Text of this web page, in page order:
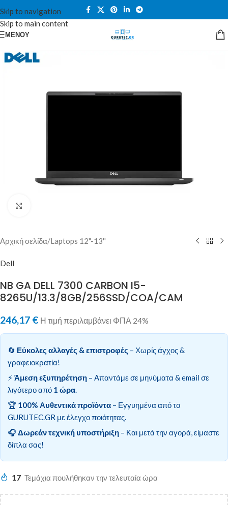
Skip to navigation
Skip to main content
ΜΕΝΟΎ
Αρχική σελίδα/Laptops 12"-13''
Dell
NB GA DELL 7300 CARBON I5-
8265U/13.3/8GB/256SSD/COA/CAM
246,17 € Η τιμή περιλαμβάνει ΦΠΑ 24%
🔄 Εύκολες αλλαγές & επιστροφές – Χωρίς άγχος &
γραφειοκρατία!
⚡ Άμεση εξυπηρέτηση – Απαντάμε σε μηνύματα & email σε
λιγότερο από 1 ώρα.
🏆 100% Αυθεντικά προϊόντα – Εγγυημένα από το
GURUTEC.GR με έλεγχο ποιότητας.
🎧 Δωρεάν τεχνική υποστήριξη – Και μετά την αγορά, είμαστε
δίπλα σας!
17 Τεμάχια πουλήθηκαν την τελευταία ώρα